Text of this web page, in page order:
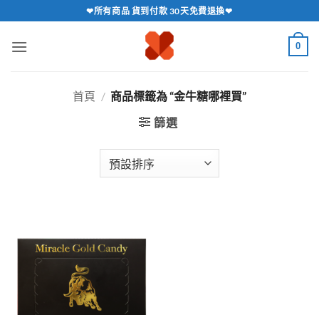
轉
❤所有商品 貨到付款 30天免費退換❤
0
首頁 / 商品標籤為 “金牛糖哪裡買”
篩選